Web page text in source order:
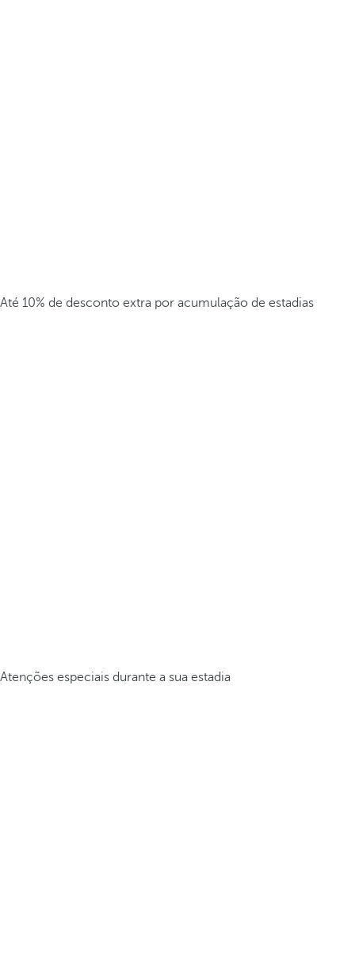
Até 10% de desconto extra por acumulação de estadias
Atenções especiais durante a sua estadia